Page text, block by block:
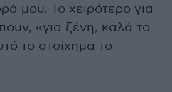
μου. Το χειρότερο για
«για ξένη, καλά τα
το στοίχημα το